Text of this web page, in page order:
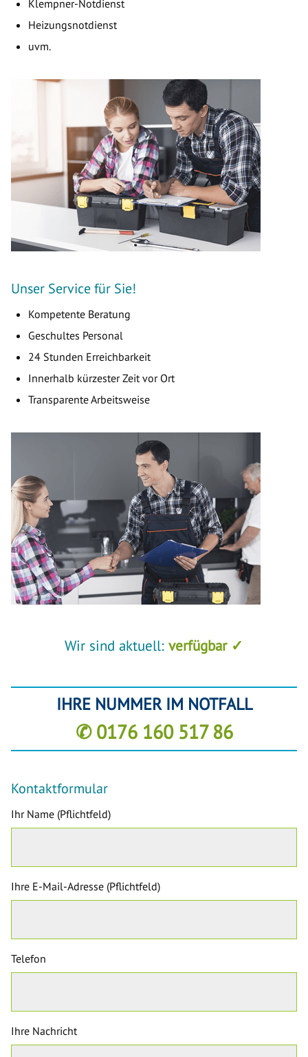
Klempner-Notdienst
Heizungsnotdienst
uvm.
Unser Service für Sie!
Kompetente Beratung
Geschultes Personal
24 Stunden Erreichbarkeit
Innerhalb kürzester Zeit vor Ort
Transparente Arbeitsweise
Wir sind aktuell: verfügbar ✓
IHRE NUMMER IM NOTFALL
✆ 0176 160 517 86
Kontaktformular
Ihr Name (Pflichtfeld)
Ihre E-Mail-Adresse (Pflichtfeld)
Telefon
Ihre Nachricht